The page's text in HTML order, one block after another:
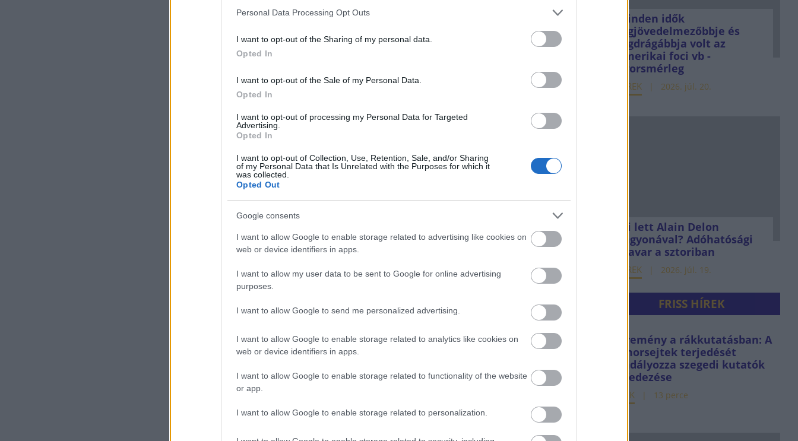
Personal Data Processing Opt Outs
I want to opt-out of the Sharing of my personal data.
Opted In
I want to opt-out of the Sale of my Personal Data.
Opted In
I want to opt-out of processing my Personal Data for Targeted
Advertising.
Opted In
I want to opt-out of Collection, Use, Retention, Sale, and/or Sharing
of my Personal Data that Is Unrelated with the Purposes for which it
was collected.
Opted Out
Google consents
I want to allow Google to enable storage related to advertising like cookies on
web or device identifiers in apps.
I want to allow my user data to be sent to Google for online advertising
purposes.
I want to allow Google to send me personalized advertising.
I want to allow Google to enable storage related to analytics like cookies on
web or device identifiers in apps.
I want to allow Google to enable storage related to functionality of the website
or app.
I want to allow Google to enable storage related to personalization.
Minden idők
legjövedelmezőbbje és
legdrágábbja volt az
amerikai foci vb -
gyorsmérleg
HÍREK 2026. júl. 20.
Mi lett Alain Delon
vagyonával? Adóhatósági
csavar a sztoriban
HÍREK 2026. júl. 19.
FRISS HÍREK
Új remény a rákkutatásban: A
tumorsejtek terjedését
akadályozza szegedi kutatók
felfedezése
HÍREK 13 perce